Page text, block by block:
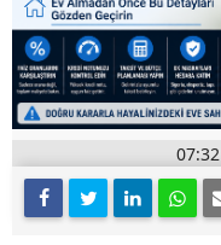
07:32